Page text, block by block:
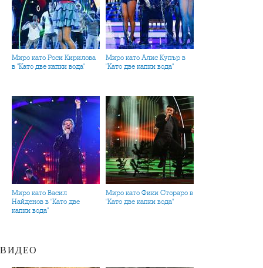
Миро като Роси Кирилова
в "Като две капки вода"
Миро като Алис Купър в
"Като две капки вода"
Миро като Васил
Найденов в "Като две
капки вода"
Миро като Фики Стораро в
"Като две капки вода"
ВИДЕО